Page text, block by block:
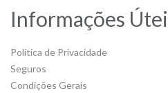
Informações
Política de Privacidade
Seguros
Condições Gerais